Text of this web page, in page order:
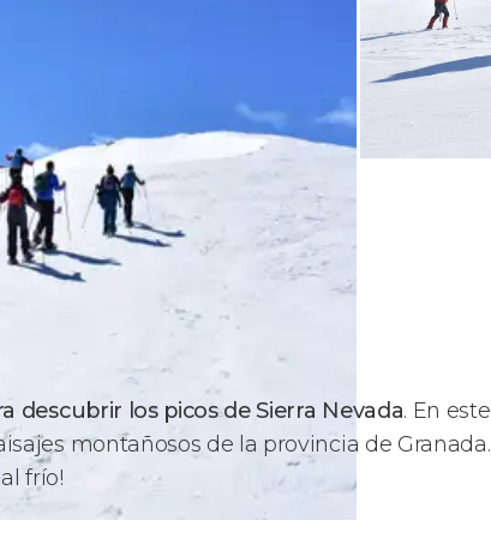
descubrir los picos de Sierra Nevada. En este
montañosos de la provincia de Granada.
frío!